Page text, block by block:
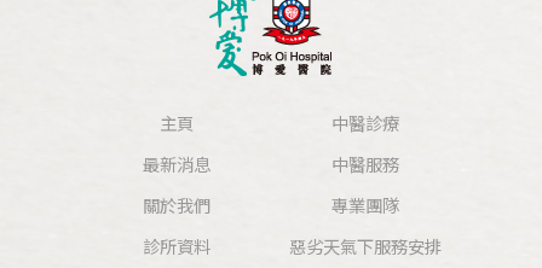
主頁
最新消息
關於我們
中醫診療
中醫服務
專業團隊
診所資料
惡劣天氣下服務安排